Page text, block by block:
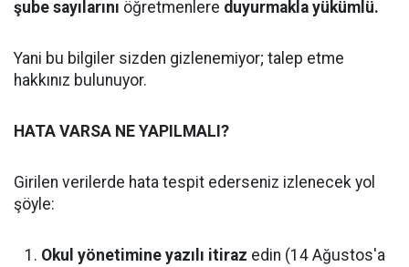
şube sayılarını öğretmenlere duyurmakla yükümlü.
Yani bu bilgiler sizden gizlenemiyor; talep etme
hakkınız bulunuyor.
HATA VARSA NE YAPILMALI?
Girilen verilerde hata tespit ederseniz izlenecek yol
şöyle:
Okul yönetimine yazılı itiraz edin (14 Ağustos'a